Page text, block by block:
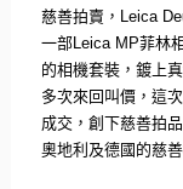
慈善拍賣， Leica
一部Leica MP菲林
的相機套裝，鍍上
多次來回叫價，這
成交，創下慈善拍
奧地利及德國的慈善